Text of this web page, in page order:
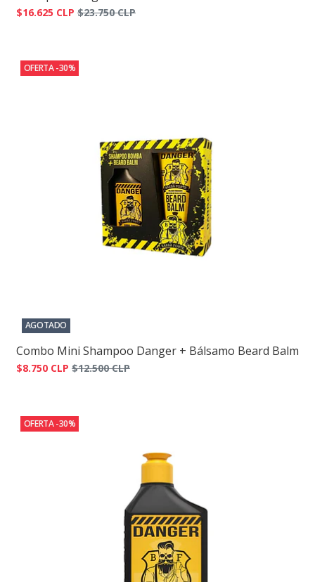
$16.625 CLP $23.750 CLP
OFERTA -30%
AGOTADO
Combo Mini Shampoo Danger + Bálsamo Beard Balm
$8.750 CLP $12.500 CLP
OFERTA -30%